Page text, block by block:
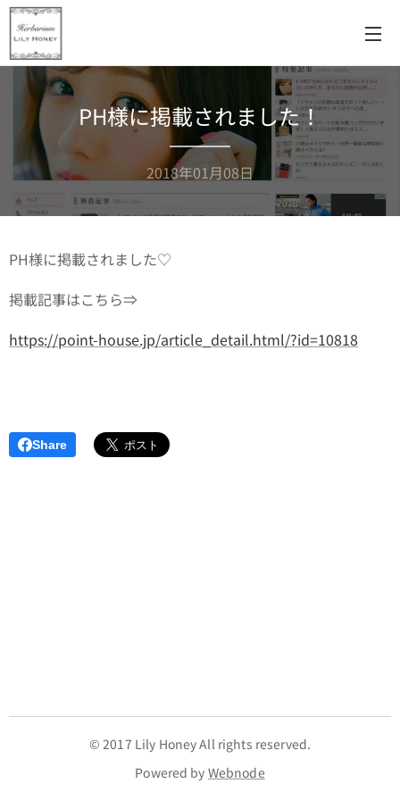
PH様に掲載されました！
2018年01月08日
PH様に掲載されました♡
掲載記事はこちら⇒
https://point-house.jp/article_detail.html/?id=10818
Share
© 2017 Lily HoneyAll rights reserved.
Powered by Webnode